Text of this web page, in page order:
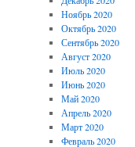
Ноябрь 2020
Октябрь 2020
Сентябрь 2020
Август 2020
Июль 2020
Июнь 2020
Май 2020
Апрель 2020
Март 2020
Февраль 2020